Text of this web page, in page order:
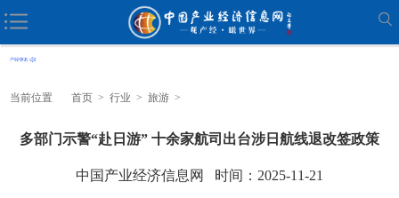
当前位置 首页 > 行业 > 旅游 >
多部门示警“赴日游” 十余家航司出台涉日航线退改签政策
中国产业经济信息网 时间：2025-11-21